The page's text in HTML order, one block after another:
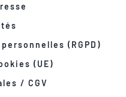
(RGPD)
(UE)
/ CGV